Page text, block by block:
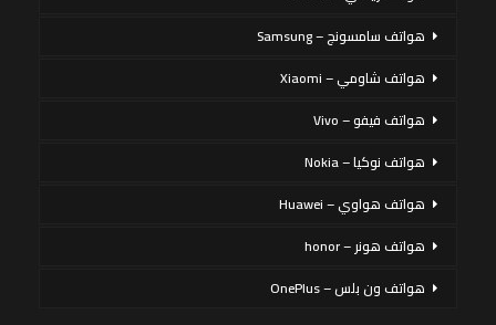
هواتف سامسونج – Samsung
هواتف شاومي – Xiaomi
هواتف فيفو – Vivo
هواتف نوكيا – Nokia
هواتف هواوي – Huawei
هواتف هونر – honor
هواتف ون بلس – OnePlus